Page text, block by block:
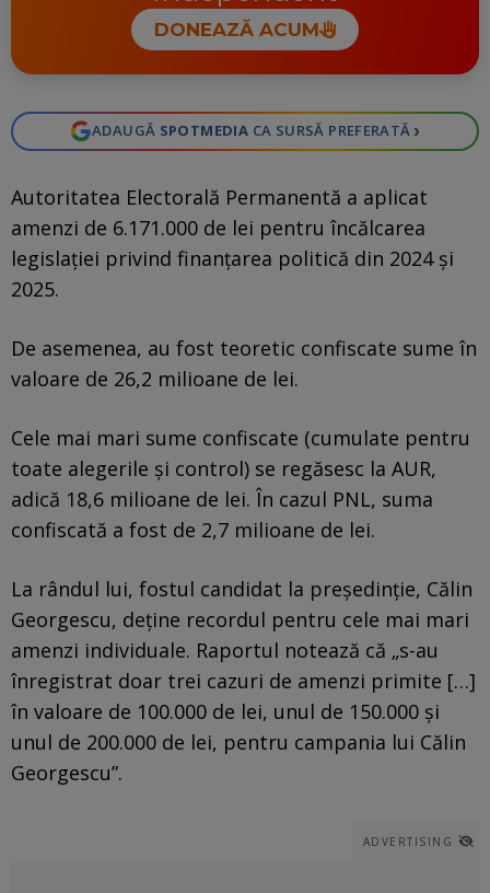
DONEAZĂ ACUM
ADAUGĂ SPOTMEDIA CA SURSĂ PREFERATĂ ›
Autoritatea Electorală Permanentă a aplicat
amenzi de 6.171.000 de lei pentru încălcarea
legislației privind finanțarea politică din 2024 și
2025.
De asemenea, au fost teoretic confiscate sume în
valoare de 26,2 milioane de lei.
Cele mai mari sume confiscate (cumulate pentru
toate alegerile și control) se regăsesc la AUR,
adică 18,6 milioane de lei. În cazul PNL, suma
confiscată a fost de 2,7 milioane de lei.
La rândul lui, fostul candidat la preşedinţie, Călin
Georgescu, deţine recordul pentru cele mai mari
amenzi individuale. Raportul notează că „s-au
înregistrat doar trei cazuri de amenzi primite […]
în valoare de 100.000 de lei, unul de 150.000 şi
unul de 200.000 de lei, pentru campania lui Călin
Georgescu”.
ADVERTISING